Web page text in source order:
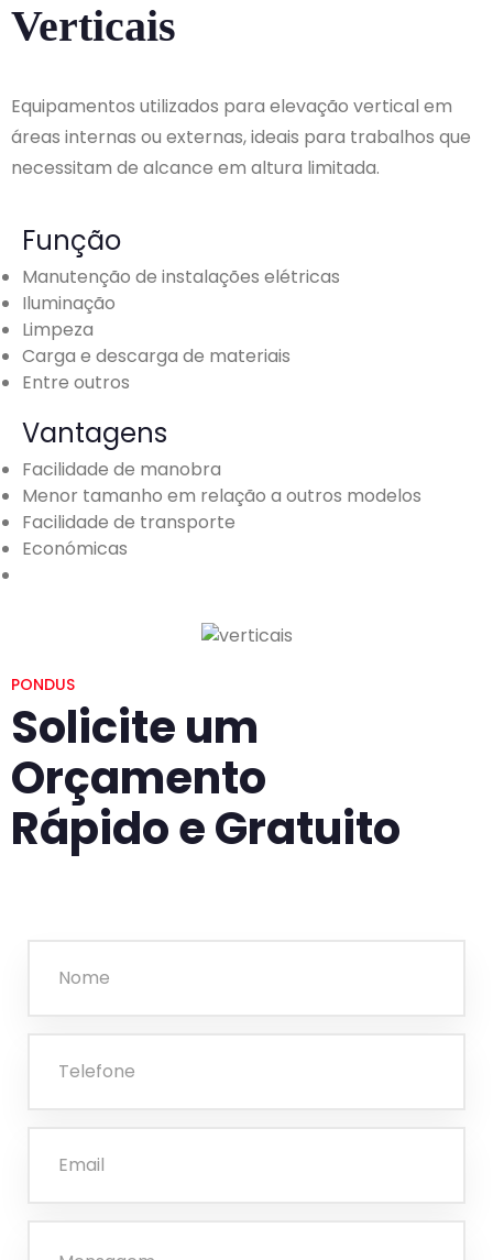
Verticais
Equipamentos utilizados para elevação vertical em
áreas internas ou externas, ideais para trabalhos que
necessitam de alcance em altura limitada.
Função
Manutenção de instalações elétricas
Iluminação
Limpeza
Carga e descarga de materiais
Entre outros
Vantagens
Facilidade de manobra
Menor tamanho em relação a outros modelos
Facilidade de transporte
Económicas
PONDUS
Solicite um
Orçamento
Rápido e Gratuito